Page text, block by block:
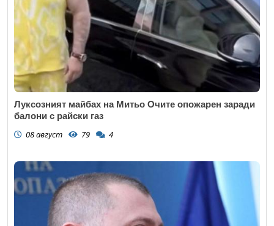
Луксозният майбах на Митьо Очите опожарен заради
балони с райски газ
08 август 79 4